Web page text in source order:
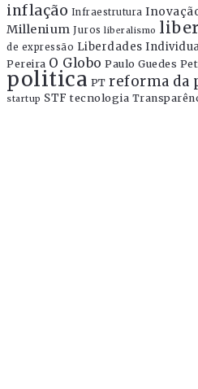
inflação Infraestrutura
Millenium Juros liberalismo
de expressão Liberdades
Pereira O Globo Paulo Guedes
politica PT reforma da
startup STF tecnologia